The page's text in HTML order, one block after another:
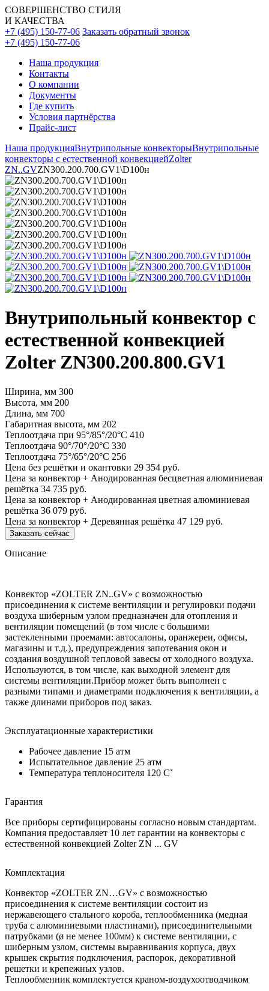
СОВЕРШЕНСТВО СТИЛЯ
И КАЧЕСТВА
+7 (495) 150-77-06 Заказать обратный звонок
+7 (495) 150-77-06
Наша продукция
Контакты
О компании
Документы
Где купить
Условия партнёрства
Прайс-лист
Наша продукцияВнутрипольные конвекторыВнутрипольные
конвекторы с естественной конвекциейZolter
ZN..GVZN300.200.700.GV1\D100н
Внутрипольный конвектор с
естественной конвекцией
Zolter ZN300.200.800.GV1
Ширина, мм 300
Высота, мм 200
Длина, мм 700
Габаритная высота, мм 202
Теплоотдача при 95°/85°/20°С 410
Теплоотдача 90°/70°/20°С 330
Теплоотдача 75°/65°/20°С 256
Цена без решётки и окантовки 29 354 руб.
Цена за конвектор + Анодированная бесцветная алюминиевая
решётка 34 735 руб.
Цена за конвектор + Анодированная цветная алюминиевая
решётка 36 079 руб.
Цена за конвектор + Деревянная решётка 47 129 руб.
Заказать сейчас
Описание
Конвектор «ZOLTER ZN..GV» с возможностью
присоединения к системе вентиляции и регулировки подачи
воздуха шиберным узлом предназначен для отопления и
вентиляции помещений (в том числе с большими
застекленными проемами: автосалоны, оранжереи, офисы,
магазины и т.д.), предупреждения запотевания окон и
создания воздушной тепловой завесы от холодного воздуха.
Используются, в том числе, как выходной элемент для
системы вентиляции.Прибор может быть выполнен с
разными типами и диаметрами подключения к вентиляции, а
также длинами приборов под заказ.
Эксплуатационные характеристики
Рабочее давление 15 атм
Испытательное давление 25 атм
Температура теплоносителя 120 C˚
Гарантия
Все приборы сертифицированы согласно новым стандартам.
Компания предоставляет 10 лет гарантии на конвекторы с
естественной конвекцией Zolter ZN ... GV
Комплектация
Конвектор «ZOLTER ZN…GV» с возможностью
присоединения к системе вентиляции состоит из
нержавеющего стального короба, теплообменника (медная
труба с алюминиевыми пластинами), присоединительными
патрубками (ø не менее 100мм) к системе вентиляции, с
шиберным узлом, системы выравнивания корпуса, двух
крышек скрытия подключения, распорок, декоративной
решетки и крепежных узлов.
Теплообменник комплектуется краном-воздухоотводчиком